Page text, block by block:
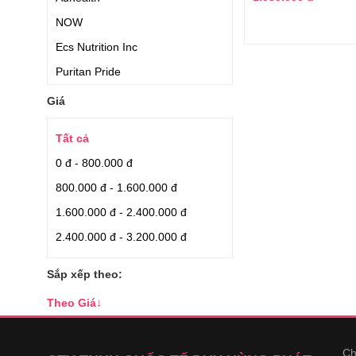
NOW
Ecs Nutrition Inc
Puritan Pride
Daiichi Sankyo Pharmaceutical
Relumins
Costar
Mosbeau
Tsuruhara
Kyowa
Angel's Liquid
Daiichisankyo
Giá
Tất cả
0 đ - 800.000 đ
800.000 đ - 1.600.000 đ
1.600.000 đ - 2.400.000 đ
2.400.000 đ - 3.200.000 đ
Sắp xếp theo:
Theo Giá↓